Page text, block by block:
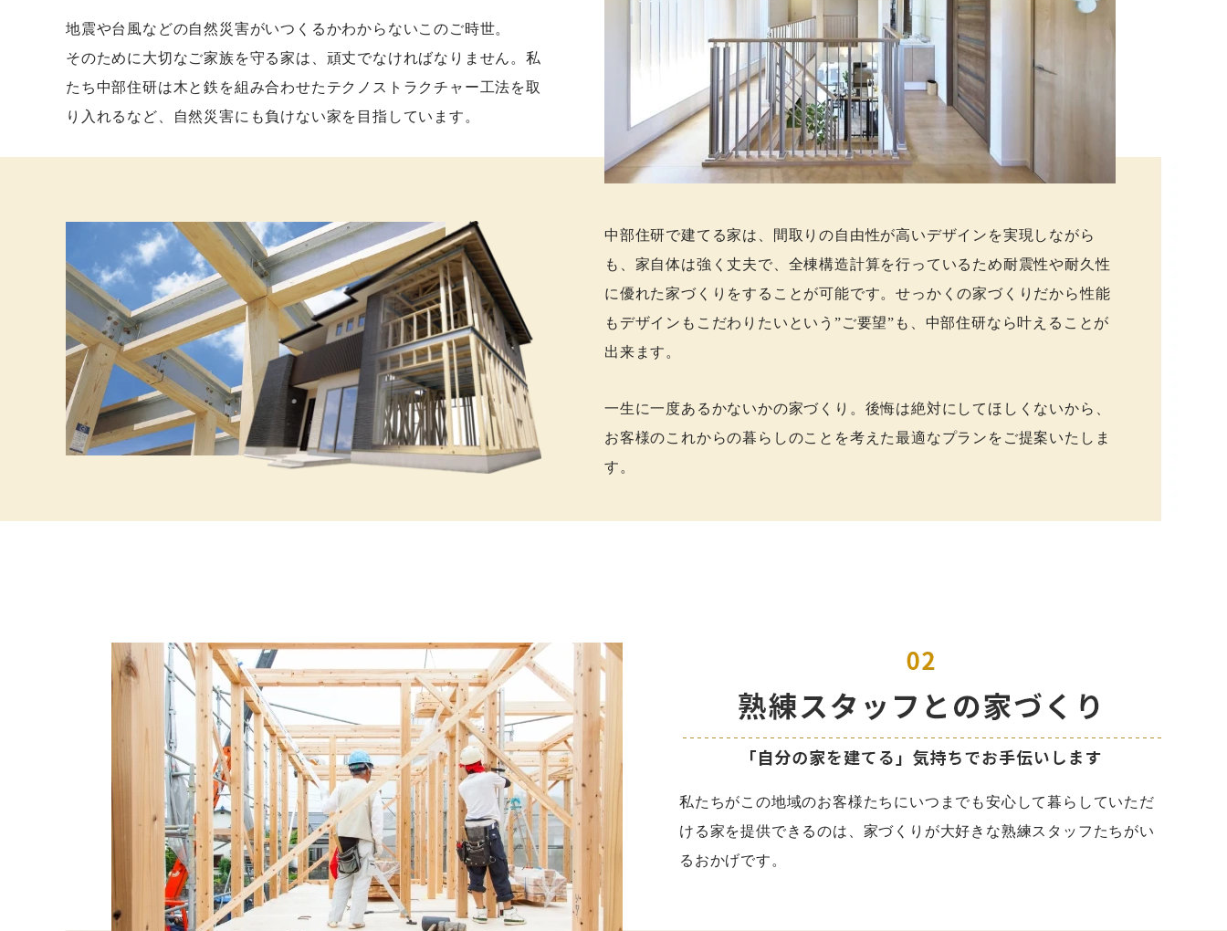
地震や台風などの自然災害がいつくるかわからないこのご時世。
そのために大切なご家族を守る家は、頑丈でなければなりません。私
たち中部住研は木と鉄を組み合わせたテクノストラクチャー工法を取
り入れるなど、自然災害にも負けない家を目指しています。
中部住研で建てる家は、間取りの自由性が高いデザインを実現しながら
も、家自体は強く丈夫で、全棟構造計算を行っているため耐震性や耐久性
に優れた家づくりをすることが可能です。せっかくの家づくりだから性能
もデザインもこだわりたいという”ご要望”も、中部住研なら叶えることが
出来ます。
一生に一度あるかないかの家づくり。後悔は絶対にしてほしくないから、
お客様のこれからの暮らしのことを考えた最適なプランをご提案いたしま
す。
私たちがこの地域のお客様たちにいつまでも安心して暮らしていただ
ける家を提供できるのは、家づくりが大好きな熟練スタッフたちがい
るおかげです。